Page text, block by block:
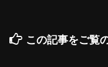
この記事をご覧